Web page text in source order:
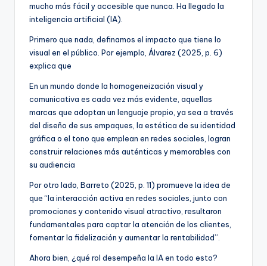
mucho más fácil y accesible que nunca. Ha llegado la
inteligencia artificial (IA).
Primero que nada, definamos el impacto que tiene lo
visual en el público. Por ejemplo, Álvarez (2025, p. 6)
explica que
En un mundo donde la homogeneización visual y
comunicativa es cada vez más evidente, aquellas
marcas que adoptan un lenguaje propio, ya sea a través
del diseño de sus empaques, la estética de su identidad
gráfica o el tono que emplean en redes sociales, logran
construir relaciones más auténticas y memorables con
su audiencia
Por otro lado, Barreto (2025, p. 11) promueve la idea de
que “la interacción activa en redes sociales, junto con
promociones y contenido visual atractivo, resultaron
fundamentales para captar la atención de los clientes,
fomentar la fidelización y aumentar la rentabilidad”.
Ahora bien, ¿qué rol desempeña la IA en todo esto?